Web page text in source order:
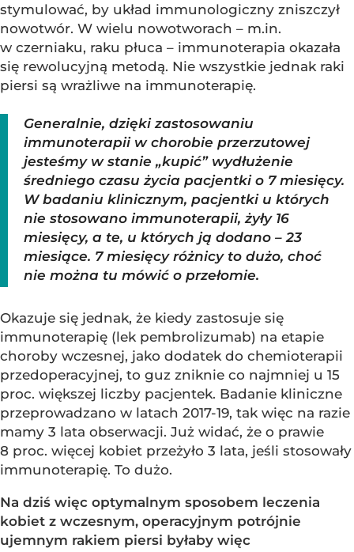
stymulować, by układ immunologiczny zniszczył
nowotwór. W wielu nowotworach – m.in.
w czerniaku, raku płuca – immunoterapia okazała
się rewolucyjną metodą. Nie wszystkie jednak raki
piersi są wrażliwe na immunoterapię.
Generalnie, dzięki zastosowaniu
immunoterapii w chorobie przerzutowej
jesteśmy w stanie „kupić” wydłużenie
średniego czasu życia pacjentki o 7 miesięcy.
W badaniu klinicznym, pacjentki u których
nie stosowano immunoterapii, żyły 16
miesięcy, a te, u których ją dodano – 23
miesiące. 7 miesięcy różnicy to dużo, choć
nie można tu mówić o przełomie.
Okazuje się jednak, że kiedy zastosuje się
immunoterapię (lek pembrolizumab) na etapie
choroby wczesnej, jako dodatek do chemioterapii
przedoperacyjnej, to guz zniknie co najmniej u 15
proc. większej liczby pacjentek. Badanie kliniczne
przeprowadzano w latach 2017-19, tak więc na razie
mamy 3 lata obserwacji. Już widać, że o prawie
8 proc. więcej kobiet przeżyło 3 lata, jeśli stosowały
immunoterapię. To dużo.
Na dziś więc optymalnym sposobem leczenia
kobiet z wczesnym, operacyjnym potrójnie
ujemnym rakiem piersi byłaby więc